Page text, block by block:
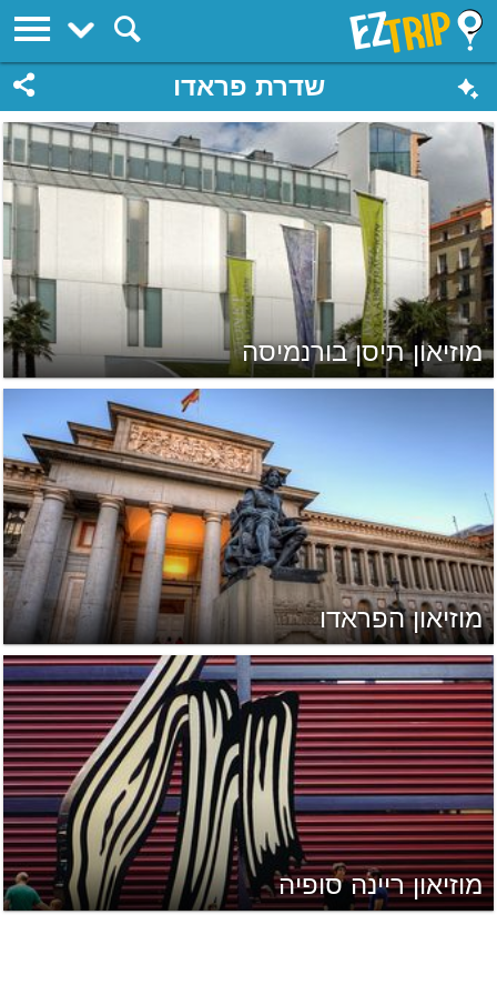
EZTrip
שדרת פראדו
מוזיאון תיסן בורנמיסה
מוזיאון הפראדו
מוזיאון ריינה סופיה